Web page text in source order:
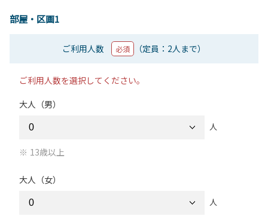
部屋・区画1
ご利用人数 必須 （定員：2人まで）
ご利用人数を選択してください。
大人（男）
人
13歳以上
大人（女）
人